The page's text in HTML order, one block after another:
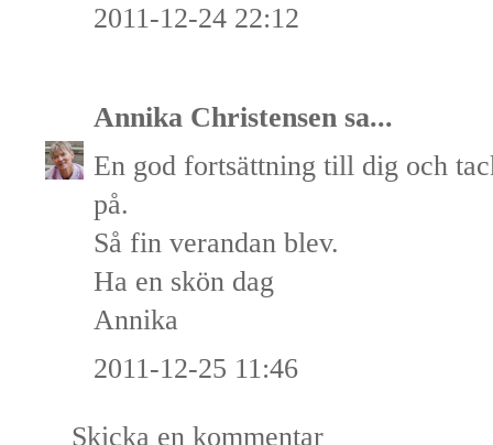
2011-12-24 22:12
Annika Christensen sa...
En god fortsättning till dig och
på.
Så fin verandan blev.
Ha en skön dag
Annika
2011-12-25 11:46
Skicka en kommentar